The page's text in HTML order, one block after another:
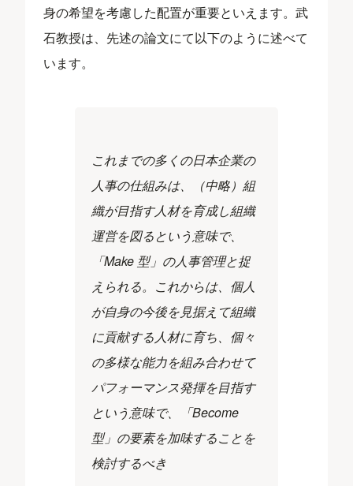
身の希望を考慮した配置が重要といえます。武
石教授は、先述の論文にて以下のように述べて
います。
これまでの多くの日本企業の
人事の仕組みは、（中略）組
織が目指す人材を育成し組織
運営を図るという意味で、
「Make 型」の人事管理と捉
えられる。これからは、個人
が自身の今後を見据えて組織
に貢献する人材に育ち、個々
の多様な能力を組み合わせて
パフォーマンス発揮を目指す
という意味で、「Become
型」の要素を加味することを
検討するべき